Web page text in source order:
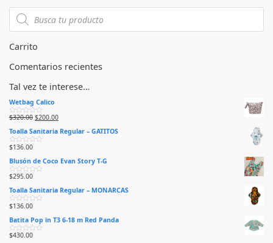
n
d
e
n
Carrito
Comentarios recientes
Tal vez te interese…
Wetbag Calico
V
l
o
r
a
o
e
n
0
e
5
$320.00 $200.00
Toalla Sanitaria Regular – GATITOS
V
l
o
r
a
o
e
n
0
e
5
$136.00
Blusón de Coco Evan Story T-G
V
l
o
r
a
o
e
n
0
$295.00
Toalla Sanitaria Regular – MONARCAS
V
l
o
r
a
$136.00
Batita Pop in T3 6-18 m Red Panda
V
$430.00